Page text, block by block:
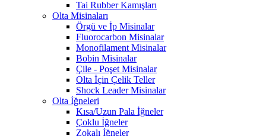
Tai Rubber Kamışları
Olta Misinaları
Örgü ve İp Misinalar
Fluorocarbon Misinalar
Monofilament Misinalar
Bobin Misinalar
Çile - Poşet Misinalar
Olta İçin Çelik Teller
Shock Leader Misinalar
Olta İğneleri
Kısa/Uzun Pala İğneler
Çoklu İğneler
Zokalı İğneler